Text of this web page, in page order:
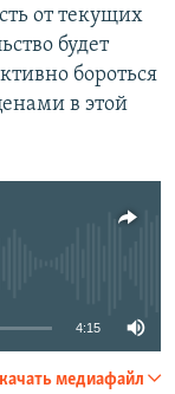
от текущих
будет
бороться
в этой
4:15
медиафайл